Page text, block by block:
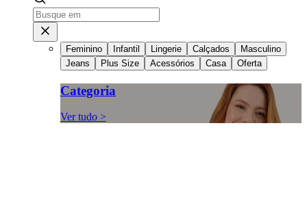
Feminino Infantil Lingerie Calçados
Masculino
Jeans
Plus Size Acessórios Casa Oferta
Categoria
Ver tudo >